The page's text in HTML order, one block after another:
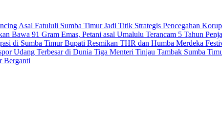
Asal Fatululi Sumba Timur Jadi Titik Strategis Pencegahan
Bawa 91 Gram Emas, Petani asal Umalulu Terancam 5 Tahun
di Sumba TimurBupati Resmikan THR dan Humba Merdeka
Udang Terbesar di Dunia Tiga Menteri Tinjau Tambak Sumba
Berganti